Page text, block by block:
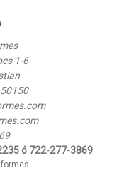
1-6
50150
ó 722-277-3869